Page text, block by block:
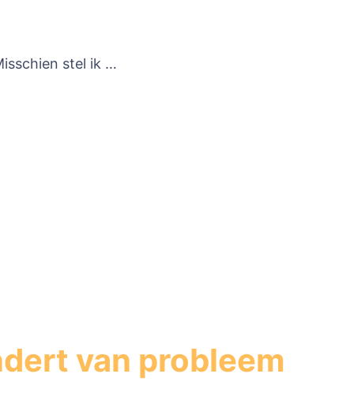
stel ik …
van probleem